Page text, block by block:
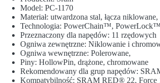
Model: PC-1170
Materiał: utwardzona stal, łącza
Technologia: PowerChain™,
Przeznaczony dla napędów: 11 rzędowych
Ogniwa zewnętrzne: Niklowanie i
Ogniwa wewnętrzne: Polerowane,
Piny: HollowPin, drążone, chromowane
Rekomendowany dla grup napędów:
Kompatybilność: SRAM RED® 22, Force